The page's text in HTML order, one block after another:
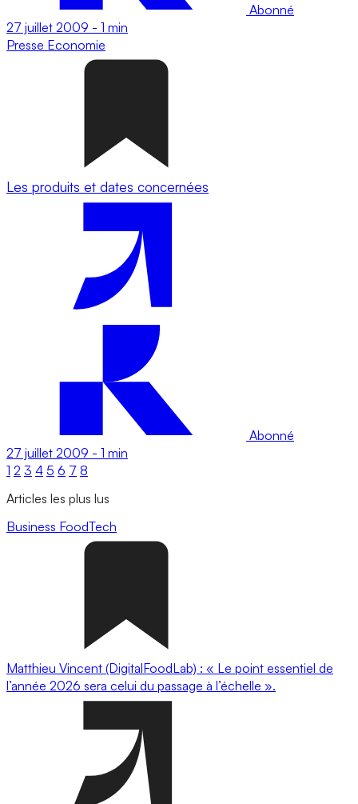
Abonné
27 juillet 2009 - 1 min
Presse Economie
Les produits et dates concernées
Abonné
27 juillet 2009 - 1 min
1 2 3 4 5 6 7 8
Articles les plus lus
Business FoodTech
Matthieu Vincent (DigitalFoodLab) : « Le point essentiel de
l’année 2026 sera celui du passage à l’échelle ».